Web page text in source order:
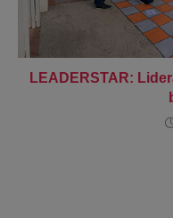
LEADERSTAR: